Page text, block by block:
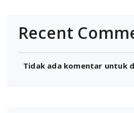
Recent
Tidak ada komentar untuk